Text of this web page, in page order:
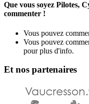
Que vous soyez Pilotes,
commenter !
Vous pouvez
Vous pouvez
pour plus d'info.
Et nos partenaires